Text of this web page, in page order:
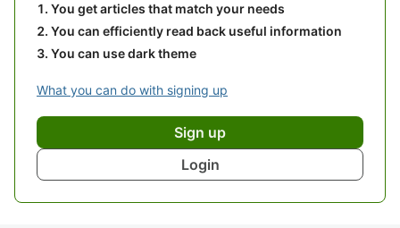
You get articles that match your needs
You can efficiently read back useful information
You can use dark theme
What you can do with signing up
Sign up
Login